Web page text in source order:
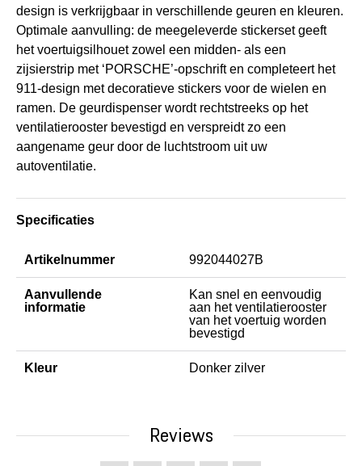
design is verkrijgbaar in verschillende geuren en kleuren.
Optimale aanvulling: de meegeleverde stickerset geeft
het voertuigsilhouet zowel een midden- als een
zijsierstrip met ‘PORSCHE’-opschrift en completeert het
911-design met decoratieve stickers voor de wielen en
ramen. De geurdispenser wordt rechtstreeks op het
ventilatierooster bevestigd en verspreidt zo een
aangename geur door de luchtstroom uit uw
autoventilatie.
Specificaties
Artikelnummer 992044027B
Aanvullende
informatie
Kan snel en eenvoudig
aan het ventilatierooster
van het voertuig worden
bevestigd
Kleur Donker zilver
Reviews